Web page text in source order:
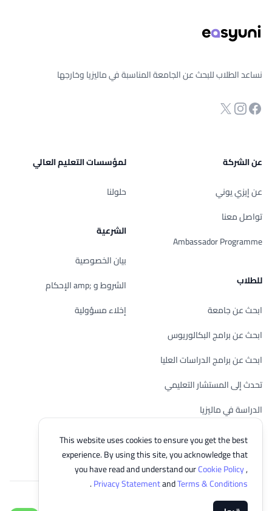
This website uses cookies to ensure you get the best
experience. By using this site, you acknowledge that
you have read and understand ourCookie Policy,
Privacy StatementandTerms & Conditions
.
نساعد الطلاب للبحث عن الجامعة المناسبة في ماليزيا وخارجها
صفحة الفيسبوك
انستجرام
Twitter
عن الشركة
عن إيزي يوني
تواصل معنا
Ambassador Programme
للطلاب
ابحث عن جامعة
ابحث عن برامج البكالوريوس
ابحث عن برامج الدراسات العليا
تحدث إلى المستشار التعليمي
الدراسة في ماليزيا
تحقق من أهليتك
لمؤسسات التعليم العالي
حلولنا
الشرعية
بيان الخصوصية
الشروط و ;amp الإحكام
إخلاء مسؤولية
© 2026 EasyUni Sdn Bhd, company registration number 200801016907